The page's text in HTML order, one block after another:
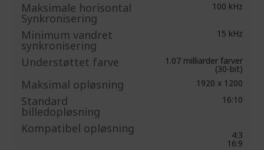
Maksimale horisontal
Synkronisering
100 kHz
Minimum vandret
synkronisering
15 kHz
Understøttet farve 1.07 milliarder farver
(30-bit)
Maksimal opløsning 1920 x 1200
Standard
billedopløsning
16:10
Kompatibel opløsning 4:3
16:9